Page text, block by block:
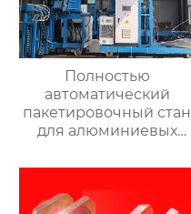
Полностью
автоматический
пакетировочный стан
для алюминиевых